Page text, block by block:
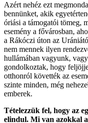
Azért nehéz ezt
bennünket, akik
óriási a támogatói tömeg,
esemény a fővárosban,
a Rákóczi úton az
nem mennek ilyen
hullámában vagyunk,
gondolkoztak, hogy
otthonról követték az
szinte minden, még
emberek.
Tételezzük fel, hogy az
elindul. Mi van azokkal